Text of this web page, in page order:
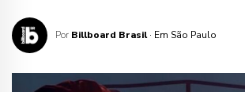
Por Billboard Brasil · Em São Paulo